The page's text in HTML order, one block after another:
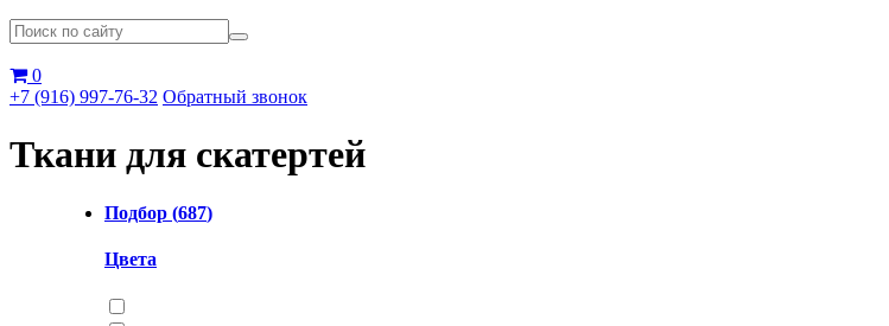
0
+7 (916) 997-76-32 Обратный звонок
Ткани для скатертей
Подбор (687)
Цвета